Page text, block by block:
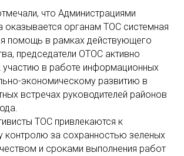
что Администрациями
оказывается органам ТОС системная
помощь в рамках действующего
председатели ОТОС активно
участию в работе информационных
экономическому развитию в
встречах руководителей районов
ТОС привлекаются к
контролю за сохранностью зеленых
и сроками выполнения работ